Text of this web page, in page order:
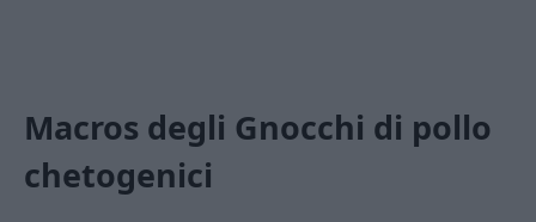
Macros degli Gnocchi di pollo
chetogenici